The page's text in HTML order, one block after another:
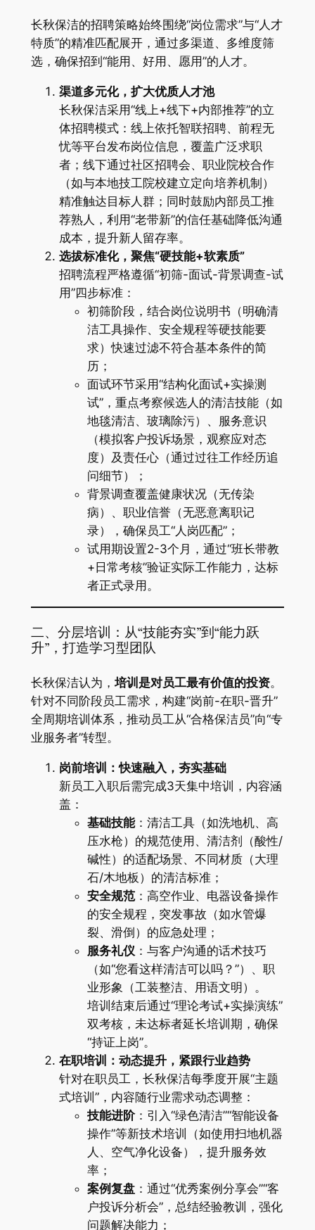
长秋保洁的招聘策略始终围绕“岗位需求”与“人才
特质”的精准匹配展开，通过多渠道、多维度筛
选，确保招到“能用、好用、愿用”的人才。
渠道多元化，扩大优质人才池
长秋保洁采用“线上+线下+内部推荐”的立
体招聘模式：线上依托智联招聘、前程无
忧等平台发布岗位信息，覆盖广泛求职
者；线下通过社区招聘会、职业院校合作
（如与本地技工院校建立定向培养机制）
精准触达目标人群；同时鼓励内部员工推
荐熟人，利用“老带新”的信任基础降低沟通
成本，提升新人留存率。
选拔标准化，聚焦“硬技能+软素质”
招聘流程严格遵循“初筛-面试-背景调查-试
用”四步标准：
初筛阶段，结合岗位说明书（明确清
洁工具操作、安全规程等硬技能要
求）快速过滤不符合基本条件的简
历；
面试环节采用“结构化面试+实操测
试”，重点考察候选人的清洁技能（如
地毯清洁、玻璃除污）、服务意识
（模拟客户投诉场景，观察应对态
度）及责任心（通过过往工作经历追
问细节）；
背景调查覆盖健康状况（无传染
病）、职业信誉（无恶意离职记
录），确保员工“人岗匹配”；
试用期设置2-3个月，通过“班长带教
+日常考核”验证实际工作能力，达标
者正式录用。
二、分层培训：从“技能夯实”到“能力跃
升”，打造学习型团队
长秋保洁认为， 培训是对员工最有价值的投资。
针对不同阶段员工需求，构建“岗前-在职-晋升”
全周期培训体系，推动员工从“合格保洁员”向“专
业服务者”转型。
岗前培训：快速融入，夯实基础
新员工入职后需完成3天集中培训，内容涵
盖：
基础技能：清洁工具（如洗地机、高
压水枪）的规范使用、清洁剂（酸性/
碱性）的适配场景、不同材质（大理
石/木地板）的清洁标准；
安全规范：高空作业、电器设备操作
的安全规程，突发事故（如水管爆
裂、滑倒）的应急处理；
服务礼仪：与客户沟通的话术技巧
（如“您看这样清洁可以吗？”）、职
业形象（工装整洁、用语文明）。
培训结束后通过“理论考试+实操演练”
双考核，未达标者延长培训期，确保
“持证上岗”。
在职培训：动态提升，紧跟行业趋势
针对在职员工，长秋保洁每季度开展“主题
式培训”，内容随行业需求动态调整：
技能进阶：引入“绿色清洁”“智能设备
操作”等新技术培训（如使用扫地机器
人、空气净化设备），提升服务效
率；
案例复盘：通过“优秀案例分享会”“客
户投诉分析会”，总结经验教训，强化
问题解决能力；